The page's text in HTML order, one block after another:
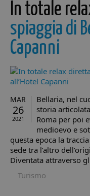
In totale
spiaggia di
Capanni
MAR
26
2021
Bellaria, nel
storia
Roma per poi
medioevo e
questa epoca la
sede tra l’altro
Diventata attraverso
Turismo